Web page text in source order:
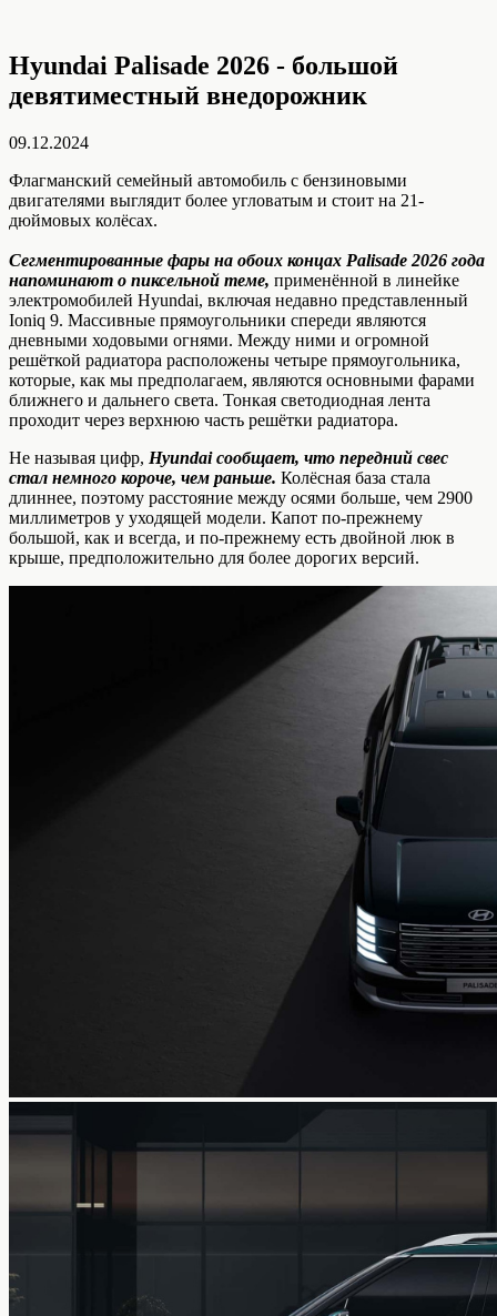
Hyundai Palisade 2026 - большой
девятиместный внедорожник
09.12.2024
Флагманский семейный автомобиль с бензиновыми
двигателями выглядит более угловатым и стоит на 21-
дюймовых колёсах.
Сегментированные фары на обоих концах Palisade 2026 года
напоминают о пиксельной теме, применённой в линейке
электромобилей Hyundai, включая недавно представленный
Ioniq 9. Массивные прямоугольники спереди являются
дневными ходовыми огнями. Между ними и огромной
решёткой радиатора расположены четыре прямоугольника,
которые, как мы предполагаем, являются основными фарами
ближнего и дальнего света. Тонкая светодиодная лента
проходит через верхнюю часть решётки радиатора.
Не называя цифр, Hyundai сообщает, что передний свес
стал немного короче, чем раньше. Колёсная база стала
длиннее, поэтому расстояние между осями больше, чем 2900
миллиметров у уходящей модели. Капот по-прежнему
большой, как и всегда, и по-прежнему есть двойной люк в
крыше, предположительно для более дорогих версий.